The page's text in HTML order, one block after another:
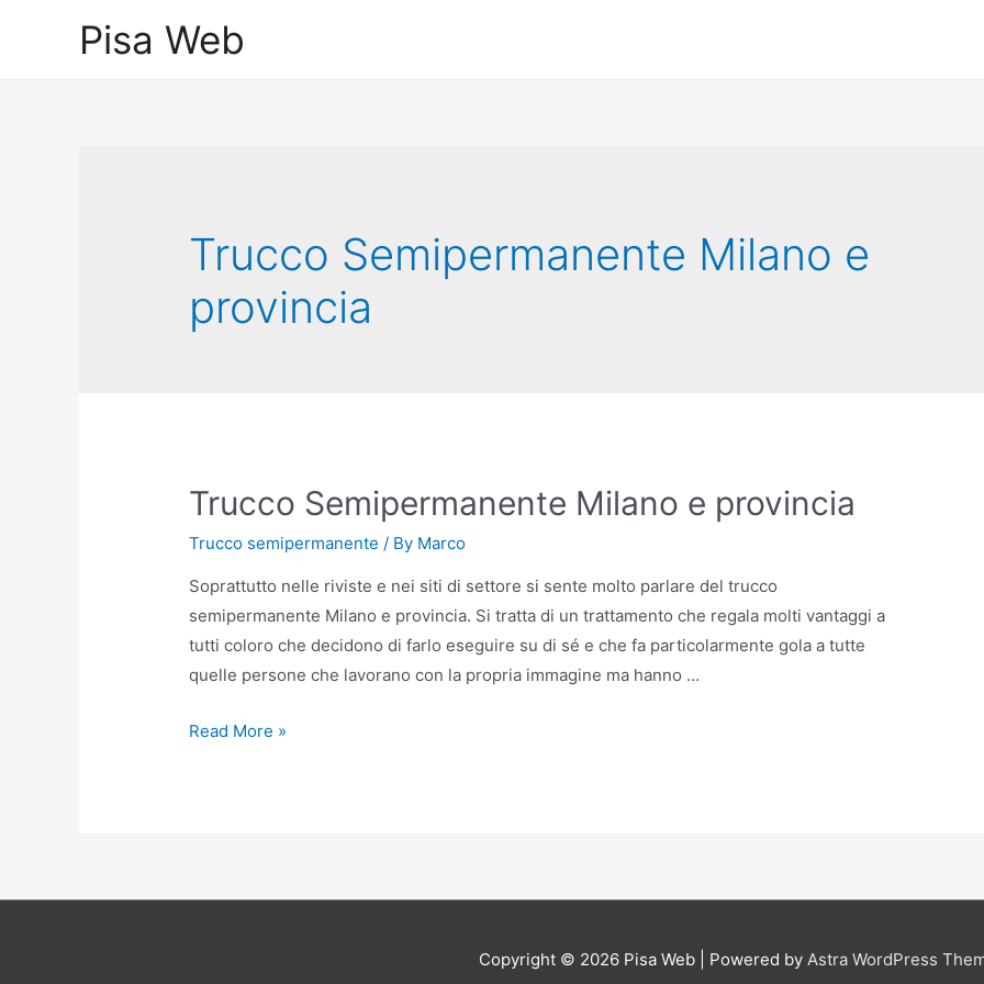
Pisa Web
Trucco Semipermanente Milano e
provincia
Trucco Semipermanente Milano e provincia
Trucco semipermanente / By Marco
Soprattutto nelle riviste e nei siti di settore si sente molto parlare del trucco
semipermanente Milano e provincia. Si tratta di un trattamento che regala molti vantaggi a
tutti coloro che decidono di farlo eseguire su di sé e che fa particolarmente gola a tutte
quelle persone che lavorano con la propria immagine ma hanno …
Trucco
Read More »
Copyright © 2026 Pisa Web | Powered by Astra WordPress